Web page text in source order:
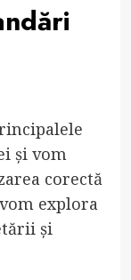
și vom
corectă
explora
și